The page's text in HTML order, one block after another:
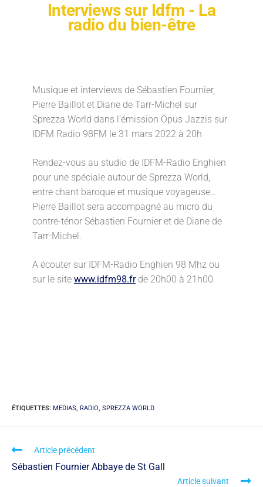
Interviews sur Idfm - La
radio du bien-être
Musique et interviews de Sébastien Fournier,
Pierre Baillot et Diane de Tarr-Michel sur
Sprezza World dans l’émission Opus Jazzis sur
IDFM Radio 98FM le 31 mars 2022 à 20h
Rendez-vous au studio de IDFM-Radio Enghien
pour une spéciale autour de Sprezza World,
entre chant baroque et musique voyageuse…
Pierre Baillot sera accompagné au micro du
contre-ténor Sébastien Fournier et de Diane de
Tarr-Michel.
A écouter sur IDFM-Radio Enghien 98 Mhz ou
sur le site www.idfm98.frde 20h00 à 21h00.
ÉTIQUETTES: MEDIAS, RADIO, SPREZZA WORLD
Article précédent
Sébastien Fournier Abbaye de St Gall
Article suivant